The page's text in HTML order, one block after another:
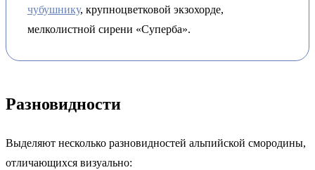
чубушнику, крупноцветковой экзохорде,
мелколистной сирени «Суперба».
Разновидности
Выделяют несколько разновидностей альпийской смородины,
отличающихся визуально: